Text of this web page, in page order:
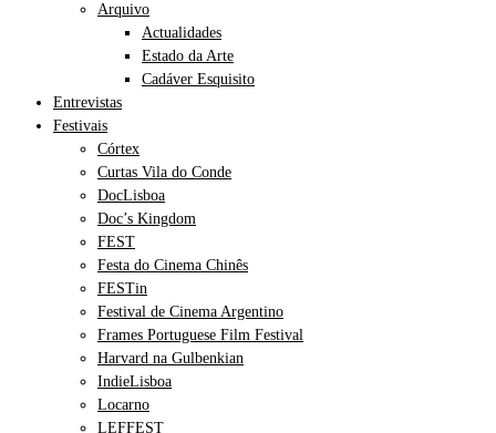
Arquivo
Actualidades
Estado da Arte
Cadáver Esquisito
Entrevistas
Festivais
Córtex
Curtas Vila do Conde
DocLisboa
Doc’s Kingdom
FEST
Festa do Cinema Chinês
FESTin
Festival de Cinema Argentino
Frames Portuguese Film Festival
Harvard na Gulbenkian
IndieLisboa
Locarno
LEFFEST